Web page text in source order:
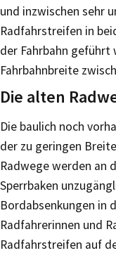
und inzwischen sehr
Radfahrstreifen in
der Fahrbahn
Fahrbahnbreite
Die alten
Die baulich noch
der zu geringen
Radwege werden an
Sperrbaken
Bordabsenkungen in
Radfahrerinnen und
Radfahrstreifen auf